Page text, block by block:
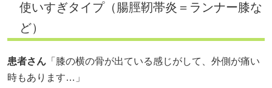
使いすぎタイプ（腸脛靭帯炎＝ランナー膝な
ど）
患者さん 「膝の横の骨が出ている感じがして、外側が痛い
時もあります…」